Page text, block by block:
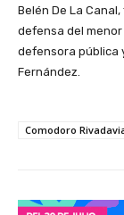
Belén De La
defensa del
defensora pública
Fernández.
Comodoro